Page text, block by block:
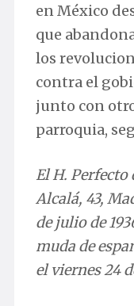
en México
que
los
contra el
junto con
parroquia,
El H. Perfecto
Alcalá, 43,
de julio de
muda de
el viernes 24